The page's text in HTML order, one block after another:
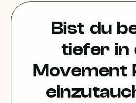
Bist du
tiefer in
Movement